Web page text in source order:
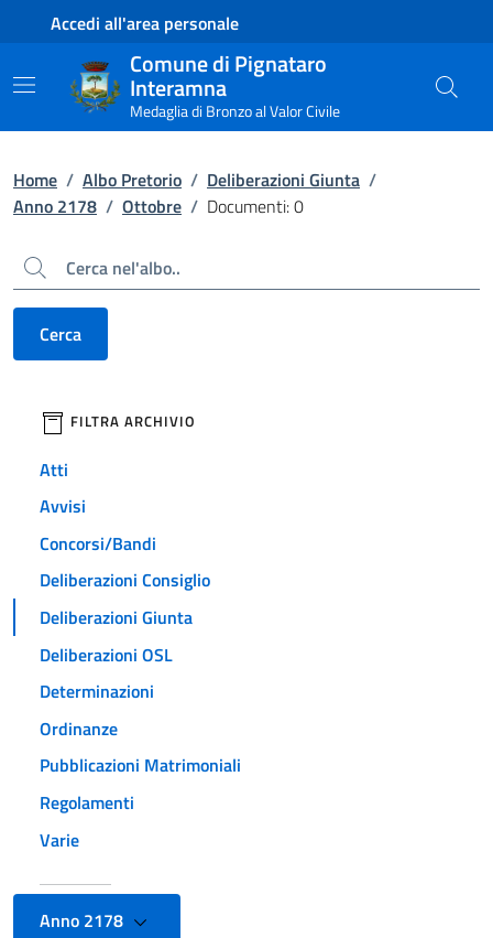
Contenuto principale
Piede di paginaAccedi all'area personale
Comune di Pignataro
Interamna
Medaglia di Bronzo al Valor Civile
Home / Albo Pretorio / Deliberazioni Giunta /
Anno 2178 / Ottobre / Documenti: 0
Cerca
Cerca
filtri da applicare
FILTRA ARCHIVIO
Atti
Avvisi
Concorsi/Bandi
Deliberazioni Consiglio
Deliberazioni Giunta
Deliberazioni OSL
Determinazioni
Ordinanze
Pubblicazioni Matrimoniali
Regolamenti
Varie
Anno 2178